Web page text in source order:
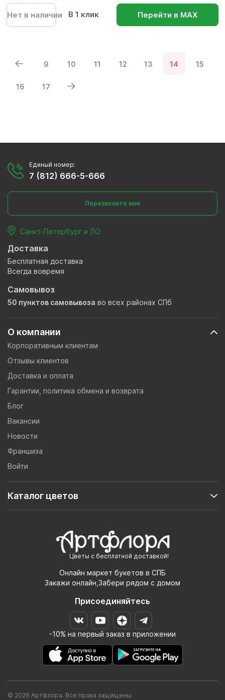
корейско...
Нет в наличии В 1 клик Перейти в МАХ
9 10 11 12 13 14 15
16 17
Цветы с бесплатной доставкой!
Онлайн маркет букетов в СПБ
Закажи онлайн,Забери рядом с домом
Присоединяйтесь
-10% на первый заказ в приложении
О компании
Корпоративным клиентам
Отзывы клиентов
Доставка и оплата
Гарантии, политика обмена и возврата
Блог
Вакансии
Новости
Франшиза
Войти
Каталог цветов
Единый номер:
7 (812) 666-5-666
Перезвоните мне
Санкт-Петербург и ЛО
Доставка
Бесплатная доставка
Всегда вовремя
Самовывоз
50 пунктов самовывоза во всех районах СПб
© 2026 Артфлора. Все права защищены.